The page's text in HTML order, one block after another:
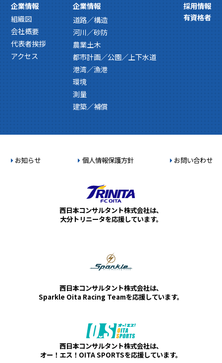
企業情報
組織図
会社概要
代表者挨拶
アクセス
企業情報
道路／構造
河川／砂防
農業土木
都市計画／公園／上下水道
港湾／漁港
環境
測量
建築／補償
採用情報
有資格者
お知らせ 個人情報保護方針 お問い合わせ
西日本コンサルタント株式会社は、
大分トリニータを応援しています。
西日本コンサルタント株式会社は、
Sparkle Oita Racing Teamを応援しています。
西日本コンサルタント株式会社は、
オー！エス！OITA SPORTSを応援しています。